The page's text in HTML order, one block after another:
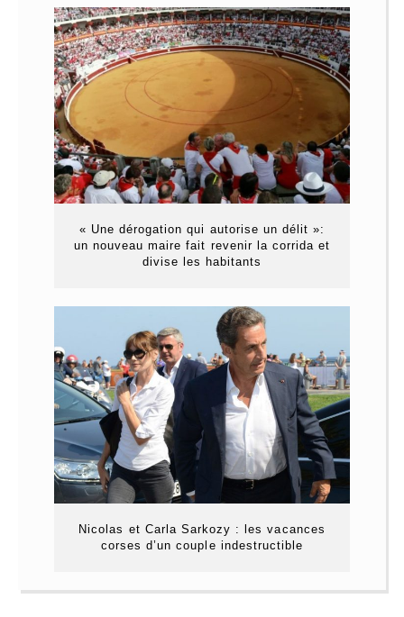
« Une dérogation qui autorise un délit »:
un nouveau maire fait revenir la corrida et
divise les habitants
Nicolas et Carla Sarkozy : les vacances
corses d’un couple indestructible